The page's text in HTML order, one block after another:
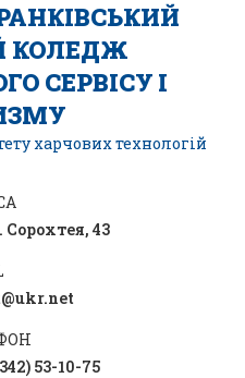
КОЛЕДЖ
СЕРВІСУ І
харчових технологій
Сорохтея, 43
53-10-75